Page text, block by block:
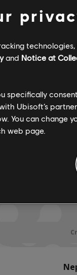
and Notice at
specifically
Ubisoft’s
You can change
web page.